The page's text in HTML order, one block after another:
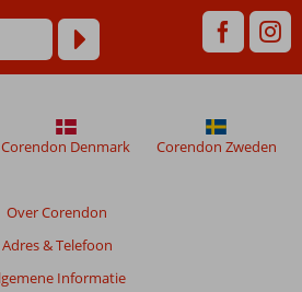
Over Corendon
Adres & Telefoon
Informatie
Corendon Denmark Corendon Zweden